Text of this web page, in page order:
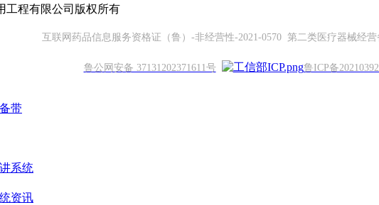
工程有限公司版权所有
互联网药品信息服务资格证（鲁）-非经营性-2021-0570 第二类医疗器械经
鲁公网安备 37131202371611号 鲁ICP备
带
系统
资讯